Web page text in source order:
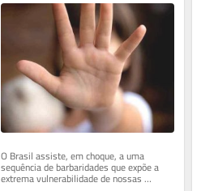
O Brasil assiste, em choque, a uma
sequência de barbaridades que expõe a
extrema vulnerabilidade de nossas